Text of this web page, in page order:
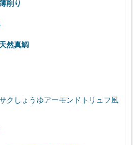
削り
然真鯛
クしょうゆアーモンドトリュフ風